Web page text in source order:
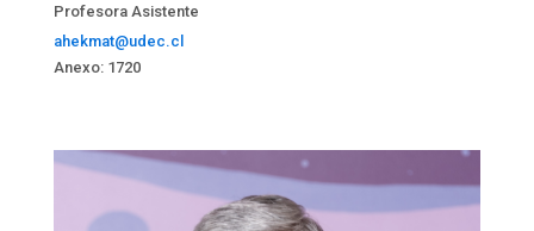
Profesora Asistente
ahekmat@udec.cl
Anexo: 1720